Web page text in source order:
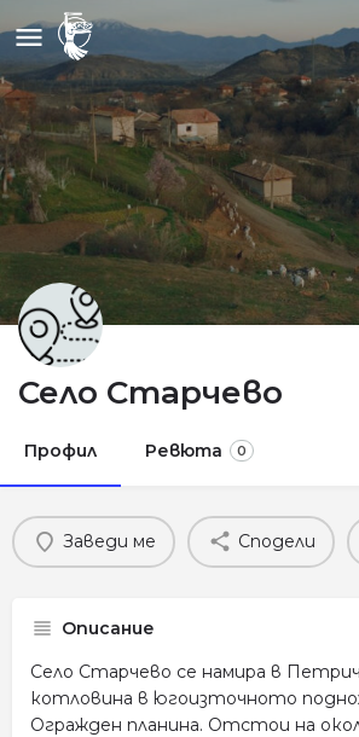
Село Старчево
Профил Ревюта 0
Заведи ме Сподели
Описание
Село Старчево се намира в
котловина в югоизточното
Огражден планина. Отстои на